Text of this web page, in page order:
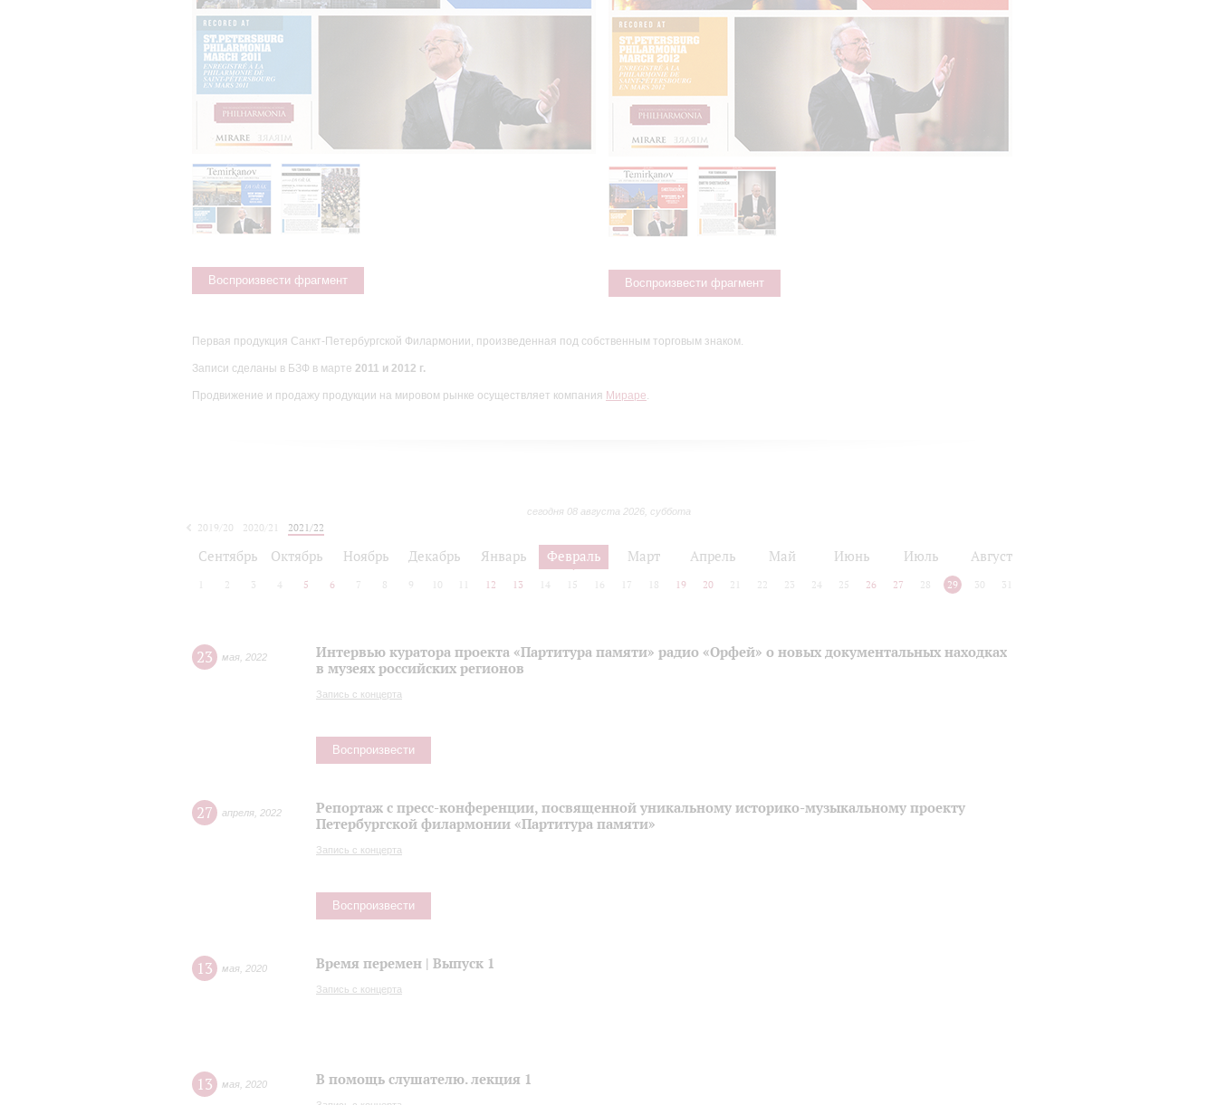
Воспроизвести фрагмент Воспроизвести фрагмент
Первая продукция Санкт-Петербургской Филармонии, произведенная под собственным торговым знаком.
Записи сделаны в БЗФ в марте 2011 и 2012 г.
Продвижение и продажу продукции на мировом рынке осуществляет компания Мираре.
сегодня 08 августа 2026, суббота
2019/20 2020/21 2021/22
Сентябрь Октябрь Ноябрь Декабрь Январь Февраль Март Апрель Май Июнь Июль Август
2 3 4 5 6 7 8 9 10 12 13 14 15 16 17 18 19 20 21 22 23 24 25 26 27 28 29 30 31
23 мая 2022
Интервью куратора проекта «Партитура памяти» радио «Орфей» о новых документальных находках
в музеях российских регионов
Запись с концерта
Воспроизвести
27 апреля 2022
Репортаж с пресс-конференции, посвященной уникальному историко-музыкальному проекту
Петербургской филармонии «Партитура памяти»
Запись с концерта
Воспроизвести
13 мая 2020 Время перемен | Выпуск 1
Запись с концерта
13 мая 2020 В помощь слушателю. лекция 1